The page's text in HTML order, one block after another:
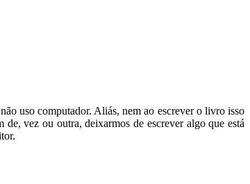
uso computador. Aliás, nem ao escrever o livro isso
vez ou outra, deixarmos de escrever algo que está